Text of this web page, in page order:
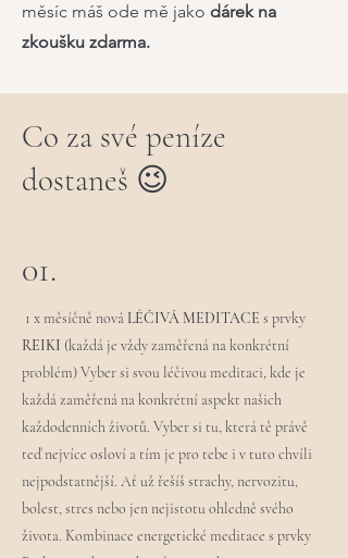
měsíc máš ode mě jako dárek na
zkoušku zdarma.
Co za své peníze
dostaneš 😉
01.
1 x měsíčně nová LÉČIVÁ MEDITACE s prvky
REIKI (každá je vždy zaměřená na konkrétní
problém) Vyber si svou léčivou meditaci, kde je
každá zaměřená na konkrétní aspekt našich
každodenních životů. Vyber si tu, která tě právě
teď nejvíce osloví a tím je pro tebe i v tuto chvíli
nejpodstatnější. Ať už řešíš strachy, nervozitu,
bolest, stres nebo jen nejistotu ohledně svého
života. Kombinace energetické meditace s prvky